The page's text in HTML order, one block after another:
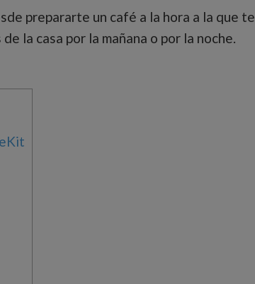
prepararte un café a la hora a la que te
la casa por la mañana o por la noche.